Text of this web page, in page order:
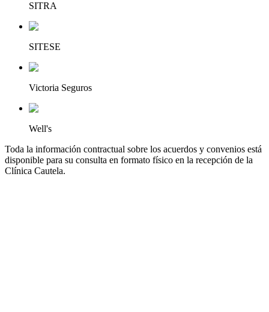
SITRA
SITESE
Victoria Seguros
Well's
Toda la información contractual sobre los acuerdos y convenios está
disponible para su consulta en formato físico en la recepción de la
Clínica Cautela.